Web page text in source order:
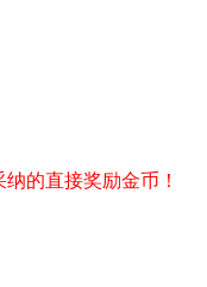
的直接奖励金币！